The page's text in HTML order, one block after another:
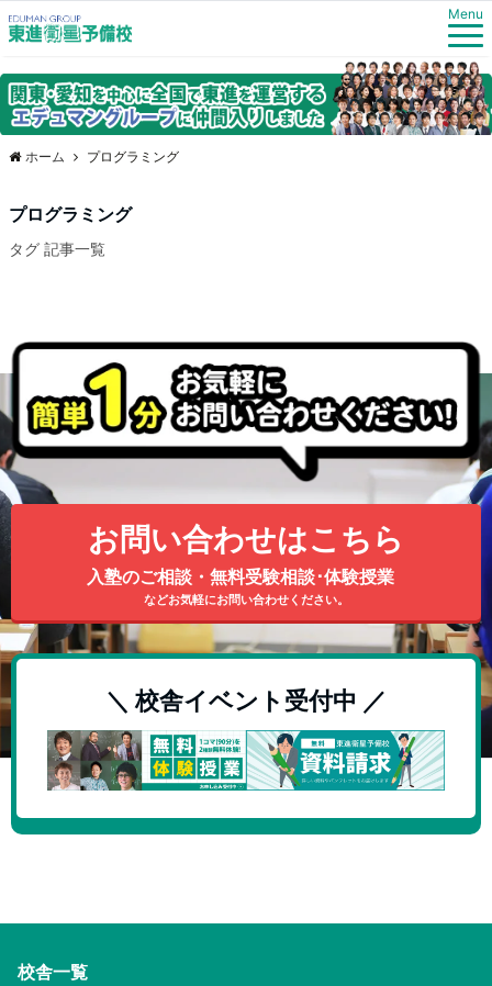
Menu
ホーム プログラミング
プログラミング
タグ 記事一覧
お問い合わせはこちら
入塾のご相談・無料受験相談･体験授業
などお気軽にお問い合わせください。
＼ 校舎イベント受付中 ／
校舎一覧